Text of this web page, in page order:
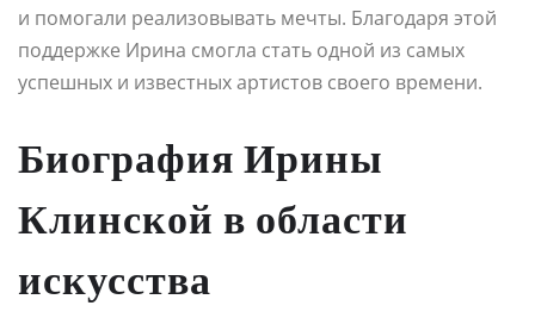
и помогали реализовывать мечты. Благодаря этой
поддержке Ирина смогла стать одной из самых
успешных и известных артистов своего времени.
Биография Ирины
Клинской в области
искусства